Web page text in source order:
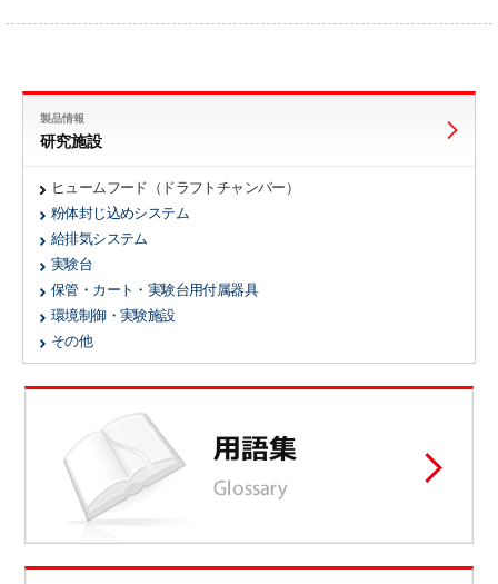
製品情報
研究施設
ヒュームフード（ドラフトチャンバー）
粉体封じ込めシステム
給排気システム
実験台
保管・カート・実験台用付属器具
環境制御・実験施設
その他